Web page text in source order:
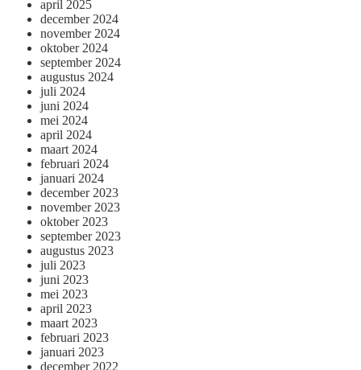
april 2025
december 2024
november 2024
oktober 2024
september 2024
augustus 2024
juli 2024
juni 2024
mei 2024
april 2024
maart 2024
februari 2024
januari 2024
december 2023
november 2023
oktober 2023
september 2023
augustus 2023
juli 2023
juni 2023
mei 2023
april 2023
maart 2023
februari 2023
januari 2023
december 2022